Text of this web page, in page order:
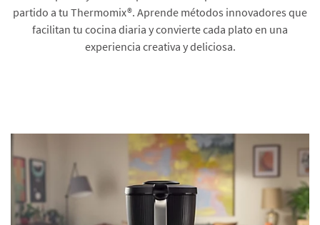
partido a tu Thermomix®. Aprende métodos innovadores que
facilitan tu cocina diaria y convierte cada plato en una
experiencia creativa y deliciosa.